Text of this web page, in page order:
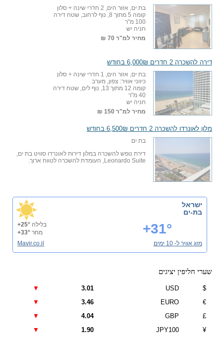
בת ים, אזור הים, 2 חדרי שינה + סלון
קומה 5 מתוך 8, נוף לרחוב, שטח דירה
100 מ"ר
חניה יש
מחיר למ"ר 70 ₪
דירה להשכרה 2 חדרים 6,000₪ בחודש
בת ים, אזור הים, 1 חדרי שינה + סלון
כיווני אוויר: צפון, מערב
קומה 12 מתוך 13, נוף לים, שטח דירה
40 מ"ר
חניה יש
מחיר למ"ר 150 ₪
מלון לאונרדו להשכרה 2 חדרים 6,500₪ בחודש
בת ים
דירת נופש להשכרה במלון דירות לאונרדו סוויט בת ים,
Leonardo Suite, העומדת להשכרה לטווח ארוך.
ישראל
בת-ים
+31° בלילה +25°
מחר +33°
מזג אוויר ל- 10 ימים
Mavir.co.il
שערי חליפין יציגים
$
USD
3.01
▼
€
EURO
3.46
▼
£
GBP
4.04
▼
¥
JPY100
1.90
▼